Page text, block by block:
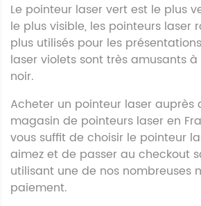
Le pointeur laser vert est le plus
le plus visible, les pointeurs laser
plus utilisés pour les
laser violets sont très amusants
noir.
Acheter un pointeur laser auprès
magasin de pointeurs laser en
vous suffit de choisir le pointeur
aimez et de passer au checkout
utilisant une de nos nombreuses
paiement.